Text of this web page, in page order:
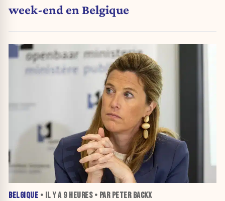
week-end en Belgique
BELGIQUE • IL Y A 9 HEURES• PAR PETER BACKX